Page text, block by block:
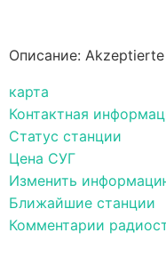
Описание:
карта
Контактная
Статус станции
Цена СУГ
Изменить
Ближайшие станции
Комментарии